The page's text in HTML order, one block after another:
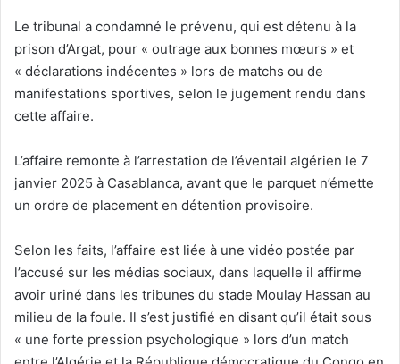
Le tribunal a condamné le prévenu, qui est détenu à la
prison d’Argat, pour « outrage aux bonnes mœurs » et
« déclarations indécentes » lors de matchs ou de
manifestations sportives, selon le jugement rendu dans
cette affaire.
L’affaire remonte à l’arrestation de l’éventail algérien le 7
janvier 2025 à Casablanca, avant que le parquet n’émette
un ordre de placement en détention provisoire.
Selon les faits, l’affaire est liée à une vidéo postée par
l’accusé sur les médias sociaux, dans laquelle il affirme
avoir uriné dans les tribunes du stade Moulay Hassan au
milieu de la foule. Il s’est justifié en disant qu’il était sous
« une forte pression psychologique » lors d’un match